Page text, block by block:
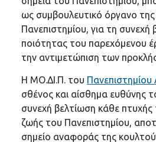
ως συμβουλευτικό όργανο της
Πανεπιστημίου, για τη συνεχή
ποιότητας του παρεχόμενου
την αντιμετώπιση των
Η ΜΟ.ΔΙ.Π. του Πανεπιστημίου
σθένος και αίσθημα ευθύνης
συνεχή βελτίωση κάθε πτυχής
ζωής του Πανεπιστημίου,
σημείο αναφοράς της